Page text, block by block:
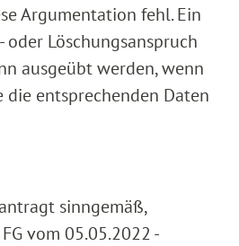
Argumentation fehl. Ein
oder Löschungsanspruch
ausgeübt werden, wenn
die entsprechenden Daten
sinngemäß,
vom 05.05.2022 -